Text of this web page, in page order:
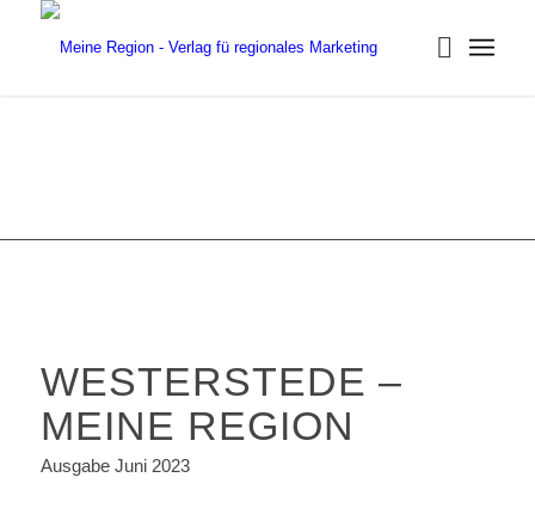
WESTERSTEDE –
MEINE REGION
Ausgabe Juni 2023